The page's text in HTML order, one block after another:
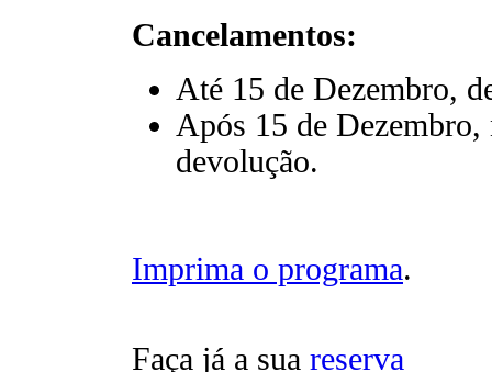
Cancelamentos:
Até 15 de Dezembro,
Após 15 de
devolução.
Imprima o programa.
Faça já a sua reserva